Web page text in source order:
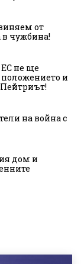
от
в чужбина!
ЕС не ще
и
на война с
дом и